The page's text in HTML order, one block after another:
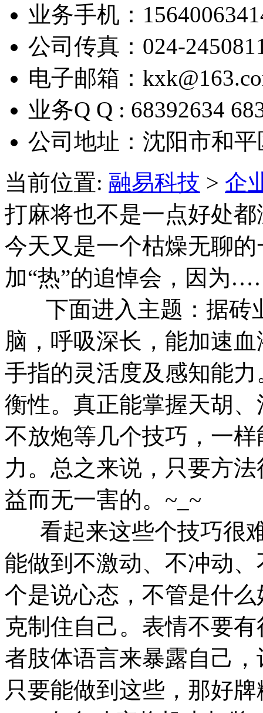
业务手机：
公司传真：024-
电子邮箱：
业务Q Q : 68392634
公司地址：沈阳市和
当前位置: 融易科技 > 企
打麻将也不是一点好处都
今天又是一个枯燥无聊
加“热”的追悼会，因为
下面进入主题：据砖
脑，呼吸深长，能加速
手指的灵活度及感知能
衡性。真正能掌握天胡
不放炮等几个技巧，一
力。总之来说，只要方
益而无一害的。~_~
看起来这些个技巧很
能做到不激动、不冲动
个是说心态，不管是什
克制住自己。表情不要
者肢体语言来暴露自己
只要能做到这些，那好